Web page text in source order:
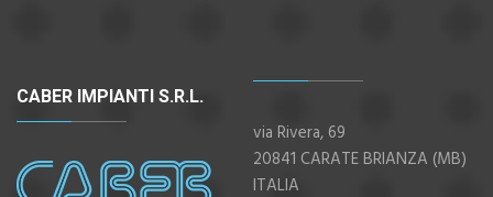
CABER IMPIANTI S.R.L.
via Rivera, 69
20841 CARATE BRIANZA (MB)
ITALIA